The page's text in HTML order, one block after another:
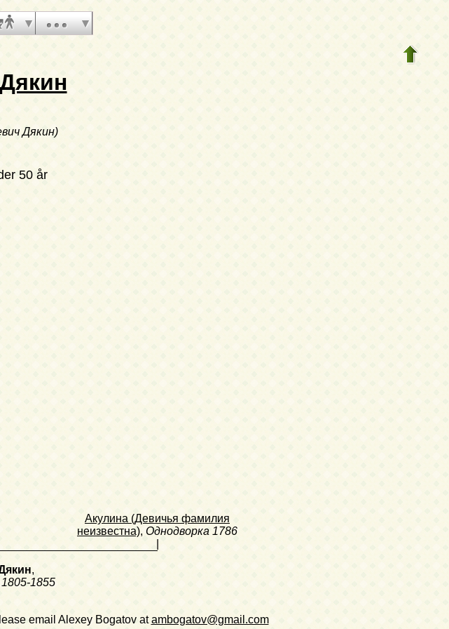
Дякин
Дякин)
50 år
Акулина (Девичья фамилия
неизвестна), Однодворка 1786
,
1805-1855
email Alexey Bogatov atambogatov@gmail.com